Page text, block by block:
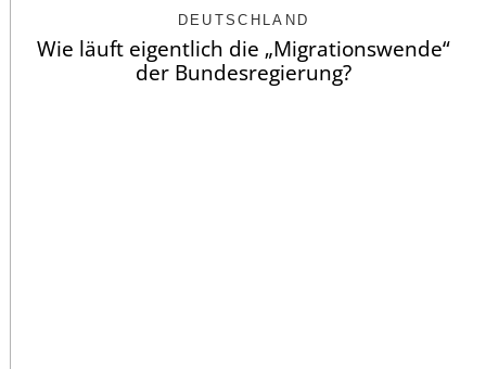
DEUTSCHLAND
Wie läuft eigentlich die „Migrationswende“
der Bundesregierung?